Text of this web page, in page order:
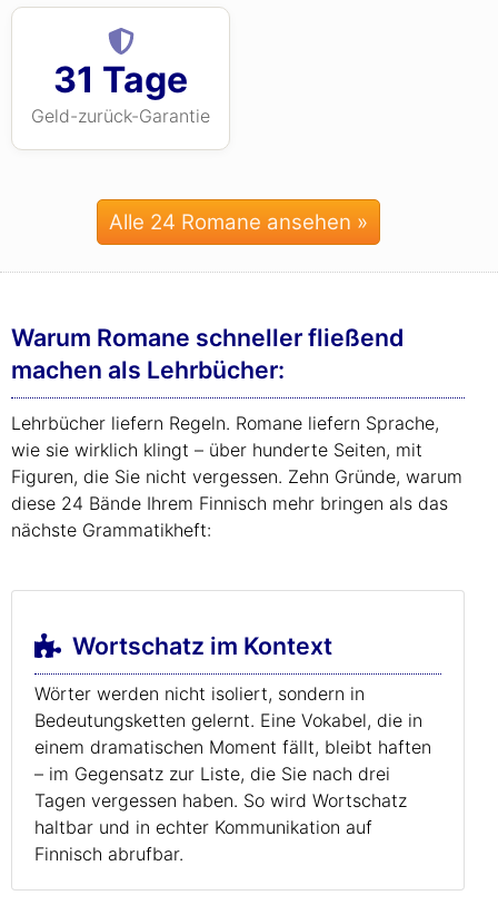
31 Tage
Geld-zurück-Garantie
Alle 24 Romane ansehen »
Warum Romane schneller fließend
machen als Lehrbücher:
Lehrbücher liefern Regeln. Romane liefern Sprache,
wie sie wirklich klingt – über hunderte Seiten, mit
Figuren, die Sie nicht vergessen. Zehn Gründe, warum
diese 24 Bände Ihrem Finnisch mehr bringen als das
nächste Grammatikheft:
Wortschatz im Kontext
Wörter werden nicht isoliert, sondern in
Bedeutungsketten gelernt. Eine Vokabel, die in
einem dramatischen Moment fällt, bleibt haften
– im Gegensatz zur Liste, die Sie nach drei
Tagen vergessen haben. So wird Wortschatz
haltbar und in echter Kommunikation auf
Finnisch abrufbar.